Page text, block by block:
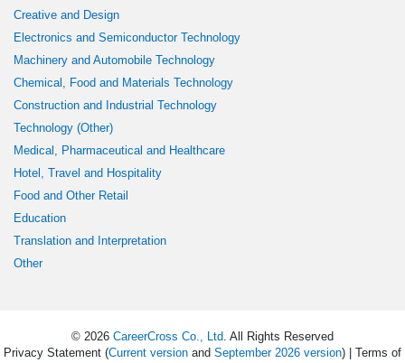
Creative and Design
Electronics and Semiconductor Technology
Machinery and Automobile Technology
Chemical, Food and Materials Technology
Construction and Industrial Technology
Technology (Other)
Medical, Pharmaceutical and Healthcare
Hotel, Travel and Hospitality
Food and Other Retail
Education
Translation and Interpretation
Other
© 2026 CareerCross Co., Ltd . All Rights Reserved
Privacy Statement (Current version and September 2026 version) | Terms of